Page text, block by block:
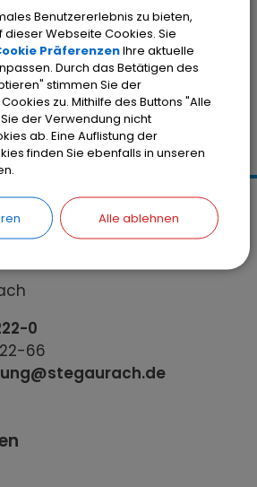
0
66
Benutzererlebnis zu bieten,
Webseite Cookies. Sie
PräferenzenIhre aktuelle
Durch das Betätigen des
stimmen Sie der
zu. Mithilfe des Buttons "Alle
der Verwendung nicht
ab. Eine Auflistung der
finden Sie ebenfalls in unseren
Alle ablehnen